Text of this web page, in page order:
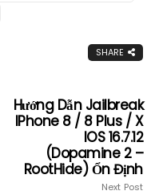
SHARE
Hướng Dẫn Jailbreak
IPhone 8 / 8 Plus / X
IOS 16.7.12
(Dopamine 2 –
RootHide) Ổn Định
Next Post